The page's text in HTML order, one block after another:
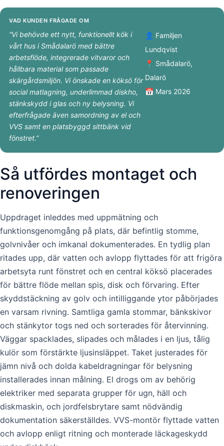
VAD KUNDEN FRÅGADE OM
“Vi behövde ett nytt, funktionellt kök i
vårt hus i Smådalarö med bättre
arbetsflöde, integrerade vitvaror och
hållbara material som passade
skärgårdsmiljön. Vi önskade en köksö för
social matlagning, underlimmad diskho,
stänkskydd i glas och ny belysning. Vi
efterfrågade även samordning av el och
VVS samt en platsbyggd sittbänk vid
fönstret.”
👤 Familjen
Lundqvist
📍 Smådalarö,
Dalarö
📅 Mars 2026
Så utfördes montaget och
renoveringen
Uppdraget inleddes med uppmätning och
funktionsgenomgång på plats, där befintlig stomme,
golvnivåer och imkanal dokumenterades. En tydlig plan
ritades upp, där vatten och avlopp flyttades för att frigöra
arbetsyta runt fönstret och en central köksö placerades
för bättre flöde mellan spis, disk och förvaring. Efter
skyddstäckning av golv och intilliggande ytor påbörjades
en varsam rivning. Samtliga gamla stommar, bänkskivor
och stänkytor togs ned och sorterades för återvinning.
Väggar spacklades, slipades och målades i en ljus, tålig
kulör som förstärkte ljusinsläppet. Taket justerades för
jämn nivå och dolda kabeldragningar för belysning
installerades innan målning. El drogs om av behörig
elektriker med separata grupper för ugn, häll och
diskmaskin, och jordfelsbrytare samt nödvändig
dokumentation säkerställdes. VVS-montör flyttade vatten
och avlopp enligt ritning och monterade läckageskydd